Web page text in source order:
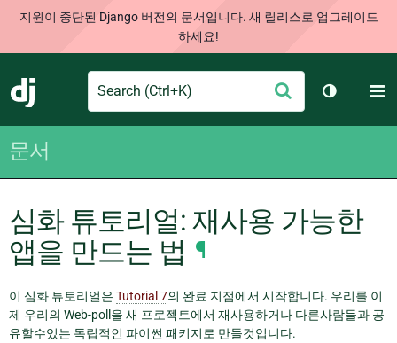
지원이 중단된 Django 버전의 문서입니다. 새 릴리스로 업그레이드
하세요!
Django
Search
출
테마 토
문서
심화 튜토리얼: 재사용 가능한
앱을 만드는 법 ¶
이 심화 튜토리얼은 Tutorial 7의 완료 지점에서 시작합니다. 우리를 이
제 우리의 Web-poll을 새 프로젝트에서 재사용하거나 다른사람들과 공
유할수있는 독립적인 파이썬 패키지로 만들것입니다.